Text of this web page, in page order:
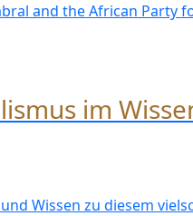
and the African Party
im
Wissen zu diesem